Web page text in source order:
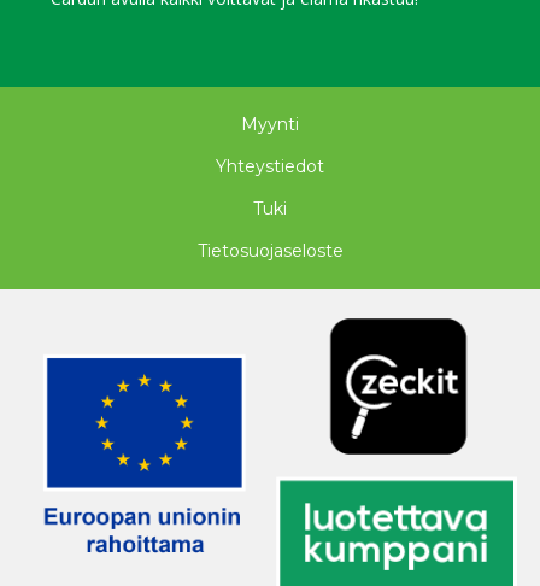
Myynti
Yhteystiedot
Tuki
Tietosuojaseloste